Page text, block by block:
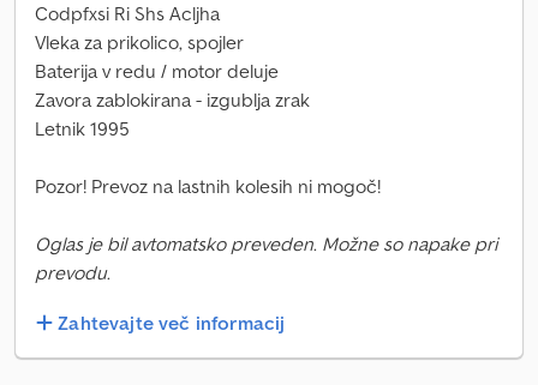
Codpfxsi Ri Shs Acljha
Vleka za prikolico, spojler
Baterija v redu / motor deluje
Zavora zablokirana - izgublja zrak
Letnik 1995
Pozor! Prevoz na lastnih kolesih ni mogoč!
Oglas je bil avtomatsko preveden. Možne so napake pri
prevodu.
Zahtevajte več informacij